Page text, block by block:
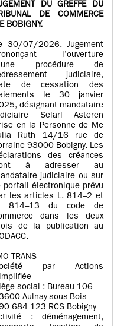
DU GREFFE DU
DE COMMERCE
BOBIGNY.
30/07/2026. Jugement
l’ouverture
procédure de
judiciaire,
de cessation des
le 30 janvier
désignant mandataire
Selarl Asteren
en la Personne de Me
Ruth 14/16 rue de
93000 Bobigny. Les
des créances
à adresser au
judiciaire ou sur
portail électronique prévu
les articles L. 814–2 et
814–13 du code de
dans les deux
de la publication au
TRANS
par Actions
social : Bureau 106
Aulnay-sous-Bois
684 123 RCS Bobigny
: déménagement,